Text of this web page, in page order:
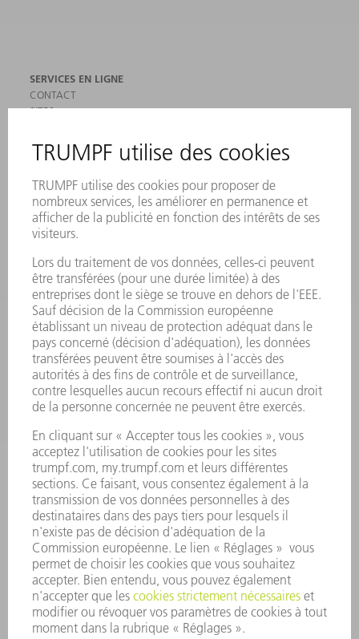
SERVICES EN LIGNE
CONTACT
SITES
INSCRIPTION À LA NEWSLETTER
MYTRUMPF
PRODUITS
MACHINES & SYSTÈMES
LASER
ELECTRONIQUE DE PUISSANCE
OUTILS ÉLECTRIQUES
SMART FACTORY
LOGICIEL
SERVICES
APPLICATIONS
SECTEURS D'ACTIVITÉ
ENTREPRISE
CARRIÈRE
OFFRES D'EMPLOI
PROFIL DE L'ENTREPRISE
CONSEIL D'ADMINISTRATION
RAPPORT ANNUEL
PRINCIPES FONDAMENTAUX DE L'ENTREPRISE
CONFORMITÉ
SYSTÈME D'ALERTE
SÉCURITÉ
COMMUNIQUÉS DE PRESSE
MAGAZINE
DURABILITÉ
ENVIRONNEMENT ET CLIMAT
SOCIAL ET SOCIÉTÉ
GESTION D'ENTREPRISE